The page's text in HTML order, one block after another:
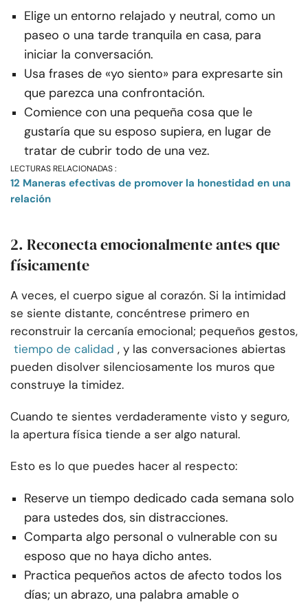
Elige un entorno relajado y neutral, como un
paseo o una tarde tranquila en casa, para
iniciar la conversación.
Usa frases de «yo siento» para expresarte sin
que parezca una confrontación.
Comience con una pequeña cosa que le
gustaría que su esposo supiera, en lugar de
tratar de cubrir todo de una vez.
LECTURAS RELACIONADAS :
12 Maneras efectivas de promover la honestidad en una
relación
2. Reconecta emocionalmente antes que
físicamente
A veces, el cuerpo sigue al corazón. Si la intimidad
se siente distante, concéntrese primero en
reconstruir la cercanía emocional; pequeños gestos,
tiempo de calidad , y las conversaciones abiertas
pueden disolver silenciosamente los muros que
construye la timidez.
Cuando te sientes verdaderamente visto y seguro,
la apertura física tiende a ser algo natural.
Esto es lo que puedes hacer al respecto:
Reserve un tiempo dedicado cada semana solo
para ustedes dos, sin distracciones.
Comparta algo personal o vulnerable con su
esposo que no haya dicho antes.
Practica pequeños actos de afecto todos los
días; un abrazo, una palabra amable o